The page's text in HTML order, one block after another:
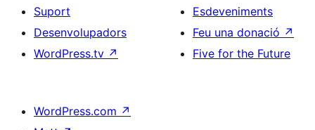
Suport
Desenvolupadors
WordPress.tv ↗
Esdeveniments
Feu una donació ↗
Five for the Future
WordPress.com ↗